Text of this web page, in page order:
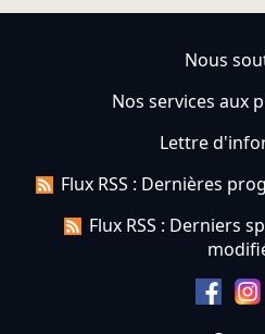
Nous
Nos services aux
Lettre
Flux RSS : Dernières
Flux RSS : Derniers